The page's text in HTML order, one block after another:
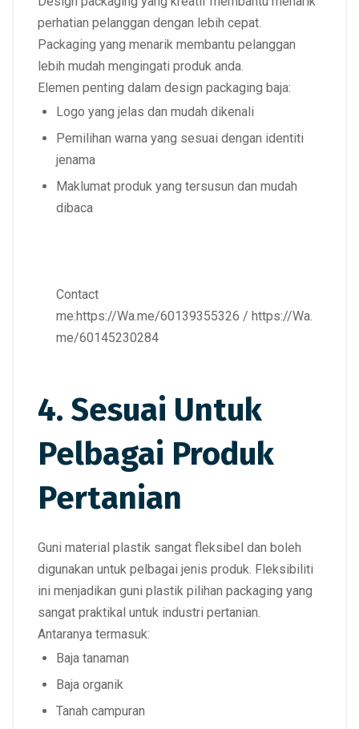
perhatian pelanggan dengan lebih cepat.
Packaging yang menarik membantu pelanggan
lebih mudah mengingati produk anda.
Elemen penting dalam design packaging baja:
Logo yang jelas dan mudah dikenali
Pemilihan warna yang sesuai dengan identiti
jenama
Maklumat produk yang tersusun dan mudah
dibaca
Contact
me:https://Wa.me/60139355326 / https://Wa.
me/60145230284
4. Sesuai Untuk
Pelbagai Produk
Pertanian
Guni material plastik sangat fleksibel dan boleh
digunakan untuk pelbagai jenis produk. Fleksibiliti
ini menjadikan guni plastik pilihan packaging yang
sangat praktikal untuk industri pertanian.
Antaranya termasuk:
Baja tanaman
Baja organik
Tanah campuran